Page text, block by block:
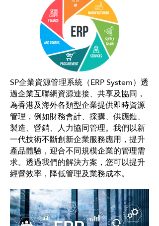
SP企業資源管理系統（ERP System）透
過企業互聯網資源連接、共享及協同，
為香港及海外各類型企業提供即時資源
管理，例如財務會計、採購、供應鏈、
製造、營銷、人力協同管理。我們以新
一代技術不斷創新企業服務應用，提升
產品體驗，迎合不同規模企業的管理需
求。透過我們的解決方案，您可以提升
經營效率，降低管理及業務成本。